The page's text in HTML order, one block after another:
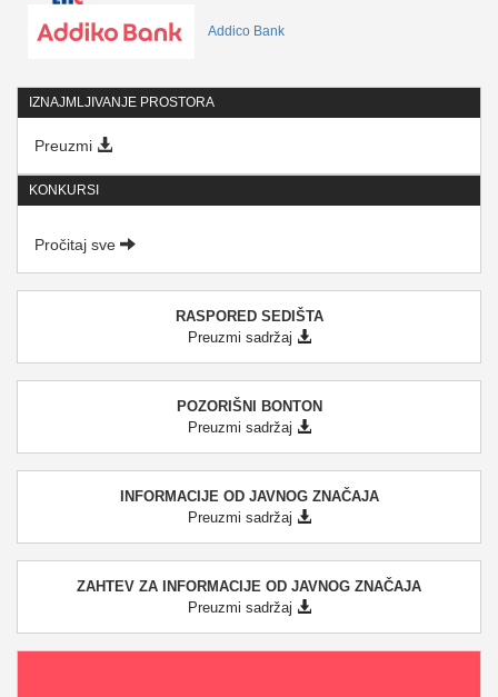
Addico Bank
IZNAJMLJIVANJE PROSTORA
Preuzmi
KONKURSI
Pročitaj sve
RASPORED SEDIŠTA
Preuzmi sadržaj
POZORIŠNI BONTON
Preuzmi sadržaj
INFORMACIJE OD JAVNOG ZNAČAJA
Preuzmi sadržaj
ZAHTEV ZA INFORMACIJE OD JAVNOG ZNAČAJA
Preuzmi sadržaj